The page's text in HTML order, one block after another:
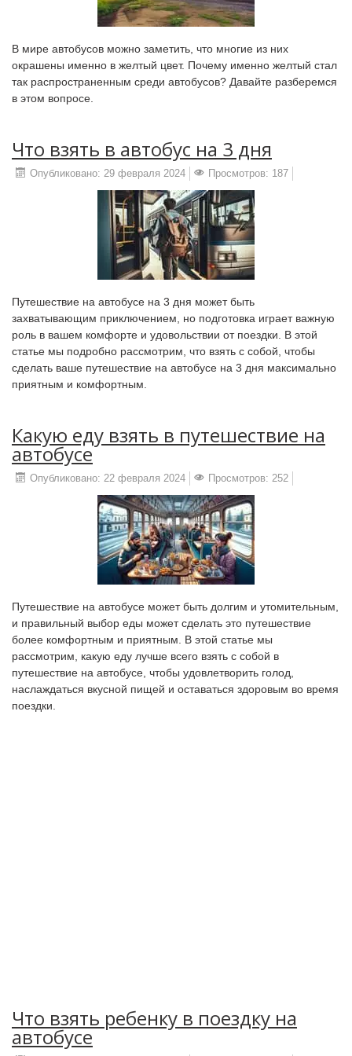
В мире автобусов можно заметить, что многие из них
окрашены именно в желтый цвет. Почему именно желтый стал
так распространенным среди автобусов? Давайте разберемся
в этом вопросе.
Что взять в автобус на 3 дня
Опубликовано: 29 февраля 2024 Просмотров: 187
Путешествие на автобусе на 3 дня может быть
захватывающим приключением, но подготовка играет важную
роль в вашем комфорте и удовольствии от поездки. В этой
статье мы подробно рассмотрим, что взять с собой, чтобы
сделать ваше путешествие на автобусе на 3 дня максимально
приятным и комфортным.
Какую еду взять в путешествие на
автобусе
Опубликовано: 22 февраля 2024 Просмотров: 252
Путешествие на автобусе может быть долгим и утомительным,
и правильный выбор еды может сделать это путешествие
более комфортным и приятным. В этой статье мы
рассмотрим, какую еду лучше всего взять с собой в
путешествие на автобусе, чтобы удовлетворить голод,
наслаждаться вкусной пищей и оставаться здоровым во время
поездки.
Что взять ребенку в поездку на
автобусе